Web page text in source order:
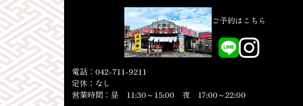
ご予約はこちら
電話：042-711-9211
定休：なし
営業時間：昼 11:30～15:00 夜 17:00～22:00